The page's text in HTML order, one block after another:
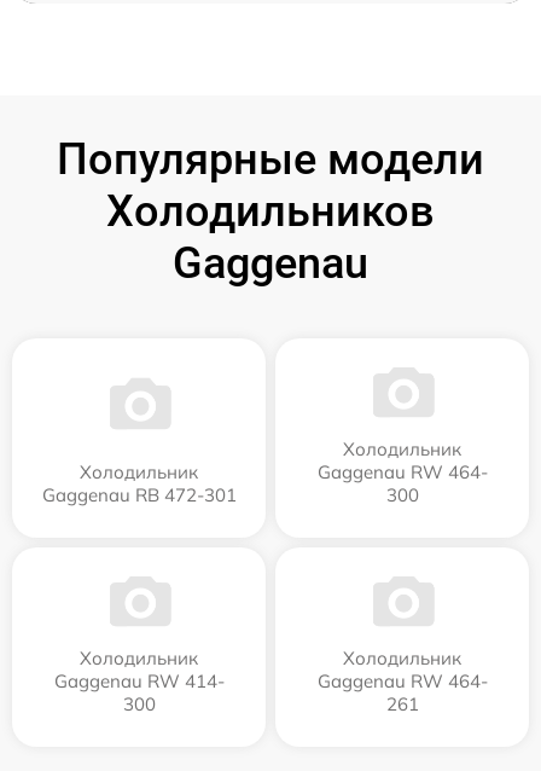
Популярные модели
Холодильников
Gaggenau
Холодильник
Gaggenau RB 472-301
Холодильник
Gaggenau RW 464-
300
Холодильник
Gaggenau RW 414-
300
Холодильник
Gaggenau RW 464-
261